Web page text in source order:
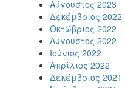
Αύγουστος 2023
Δεκέμβριος 2022
Οκτώβριος 2022
Αύγουστος 2022
Ιούνιος 2022
Απρίλιος 2022
Δεκέμβριος 2021